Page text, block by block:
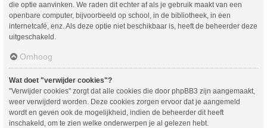
die optie aanvinken. We raden dit echter af als je gebruik maakt van een
openbare computer, bijvoorbeeld op school, in de bibliotheek, in een
internetcafé, enz. Als deze optie niet beschikbaar is, heeft de beheerder deze
uitgeschakeld.
Omhoog
Wat doet "verwijder cookies"?
"Verwijder cookies" zorgt dat alle cookies die door phpBB3 zijn aangemaakt,
weer verwijderd worden. Deze cookies zorgen ervoor dat je aangemeld
wordt en geven ook de mogelijkheid, indien de beheerder dit heeft
inschakeld, om te zien welke onderwerpen je al gelezen hebt.